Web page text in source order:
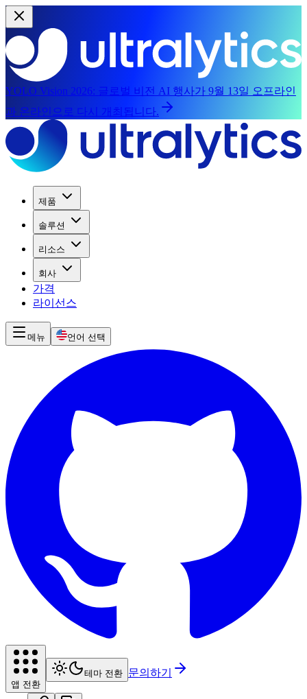
YOLO Vision 2026: 글로벌 비전 AI 행사가 9월 13일 오프라인
과 온라인으로 다시 개최됩니다.
제품
솔루션
리소스
회사
가격
라이선스
메뉴 언어 선택
앱 전환
테마 전환 문의하기